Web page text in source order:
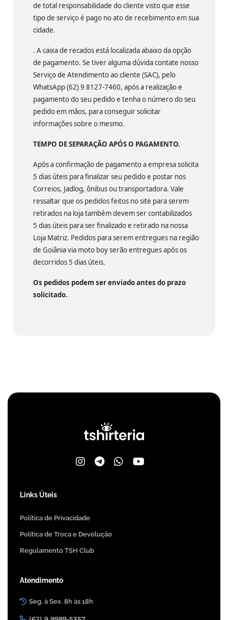
de total responsabilidade do cliente visto que esse
tipo de serviço é pago no ato de recebimento em sua
cidade.
. A caixa de recados está localizada abaixo da opção
de pagamento. Se tiver alguma dúvida contate nosso
Serviço de Atendimento ao cliente (SAC), pelo
WhatsApp (62) 9 8127-7460, após a realização e
pagamento do seu pedido e tenha o número do seu
pedido em mãos, para conseguir solicitar
informações sobre o mesmo.
TEMPO DE SEPARAÇÃO APÓS O PAGAMENTO.
Após a confirmação de pagamento a empresa solicita
5 dias úteis para finalizar seu pedido e postar nos
Correios, Jadlog, ônibus ou transportadora. Vale
ressaltar que os pedidos feitos no site para serem
retirados na loja também devem ser contabilizados
5 dias úteis para ser finalizado e retirado na nossa
Loja Matriz. Pedidos para serem entregues na região
de Goiânia via moto boy serão entregues após os
decorridos 5 dias úteis.
Os pedidos podem ser enviado antes do prazo
solicitado.
Links Úteis
Política de Privacidade
Política de Troca e Devolução
Regulamento TSH Club
Atendimento
Seg. à Sex. 8h às 18h